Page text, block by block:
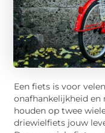
Een fiets is voor
onafhankelijkheid en
houden op twee
driewielfiets jouw